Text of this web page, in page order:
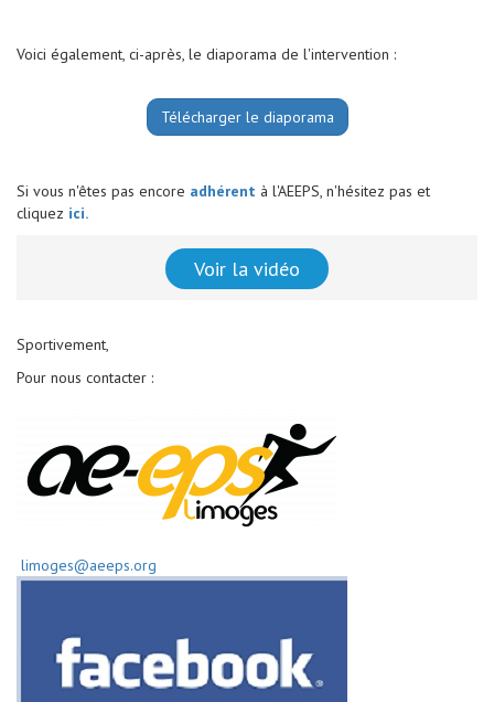
Voici également, ci-après, le diaporama de l'intervention :
Télécharger le diaporama
Si vous n'êtes pas encore adhérent à l'AEEPS, n'hésitez pas et
cliquez ici.
Voir la vidéo
Sportivement,
Pour nous contacter :
limoges@aeeps.org